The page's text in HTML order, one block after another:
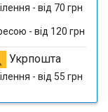
- від 70 грн
- від 120 грн
Укрпошта
- від 55 грн